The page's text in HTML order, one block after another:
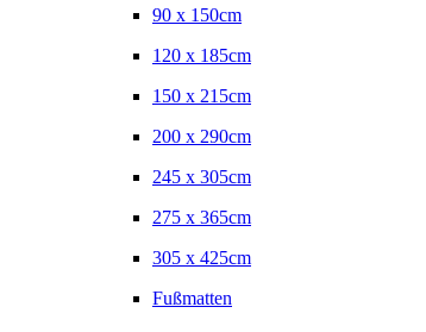
90 x 150cm
120 x 185cm
150 x 215cm
200 x 290cm
245 x 305cm
275 x 365cm
305 x 425cm
Fußmatten